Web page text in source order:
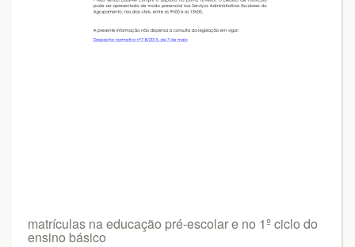
matrículas na educação pré-escolar e no 1º ciclo do
ensino básico